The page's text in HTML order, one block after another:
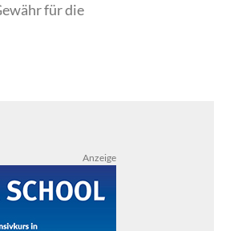
für die
Anzeige